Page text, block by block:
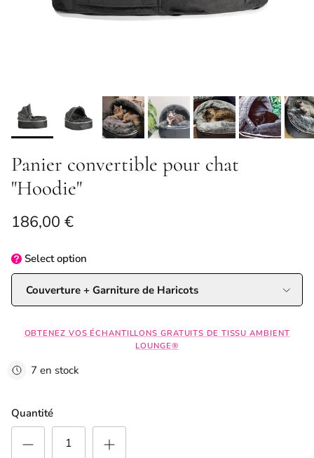
Panier convertible pour chat
"Hoodie"
Prix habituel
186,00 €
Selectoption
Couverture + Garniture de Haricots
OBTENEZ VOS ÉCHANTILLONS GRATUITS DE TISSU AMBIENT
LOUNGE®
7 en stock
Quantité